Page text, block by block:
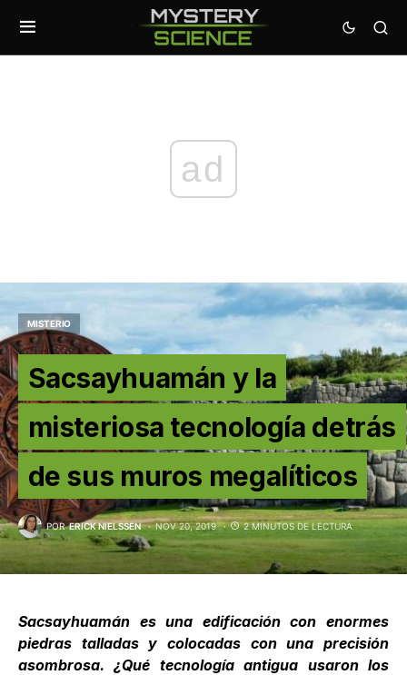
ad
MISTERIO
Sacsayhuamán y la
misteriosa tecnología detrás
de sus muros megalíticos
POR ERICK NIELSSEN NOV 20, 2019 2 MINUTOS DE LECTURA
Sacsayhuamán es una edificación con enormes
piedras talladas y colocadas con una precisión
asombrosa. ¿Qué tecnología antigua usaron los